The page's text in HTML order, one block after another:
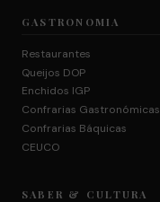
GASTRONOMIA
Restaurantes
Queijos DOP
Enchidos IGP
Confrarias Gastronómicas
Confrarias Báquicas
CEUCO
SABER & CULTURA